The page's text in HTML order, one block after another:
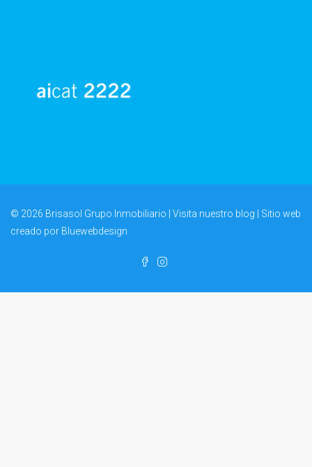
© 2026 Brisasol Grupo Inmobiliario | Visita nuestro blog | Sitio web
creado por Bluewebdesign